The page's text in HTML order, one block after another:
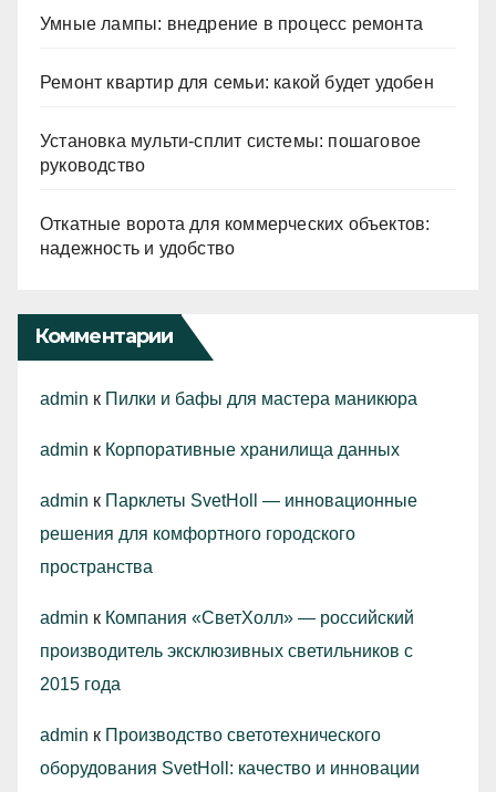
Умные лампы: внедрение в процесс ремонта
Ремонт квартир для семьи: какой будет удобен
Установка мульти-сплит системы: пошаговое
руководство
Откатные ворота для коммерческих объектов:
надежность и удобство
Комментарии
admin к Пилки и бафы для мастера маникюра
admin к Корпоративные хранилища данных
admin к Парклеты SvetHoll — инновационные
решения для комфортного городского
пространства
admin к Компания «СветХолл» — российский
производитель эксклюзивных светильников с
2015 года
admin к Производство светотехнического
оборудования SvetHoll: качество и инновации